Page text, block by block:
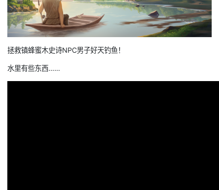
拯救镇蜂蜜木史诗NPC男子好天钓鱼！
水里有些东西……